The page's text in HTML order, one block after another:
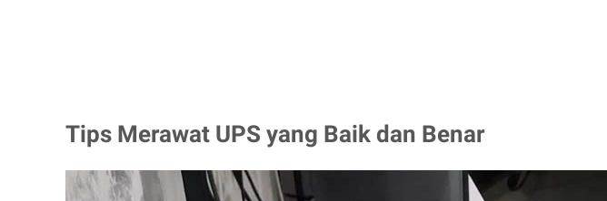
Tips Merawat UPS yang Baik dan Benar